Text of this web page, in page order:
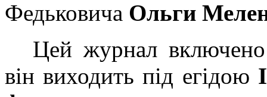
Федьковича Ольги
Цей журнал
він виходить під егідою